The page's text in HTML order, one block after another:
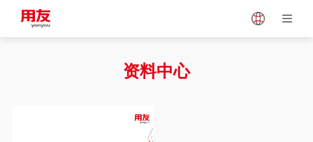
Vietnam
资料中心